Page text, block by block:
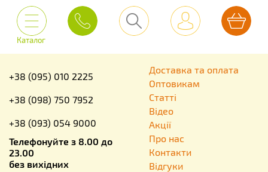
Каталог
+38 (095) 010 2225
+38 (098) 750 7952
+38 (093) 054 9000
Телефонуйте з 8.00 до
23.00
без вихідних
Доставка та оплата
Оптовикам
Статті
Відео
Акції
Про нас
Контакти
Відгуки